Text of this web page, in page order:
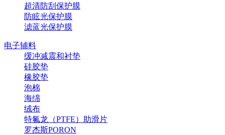
超清防刮保护膜
防眩光保护膜
滤蓝光保护膜
电子辅料
缓冲减震和衬垫
硅胶垫
橡胶垫
泡棉
海绵
绒布
特氟龙（PTFE）助滑片
罗杰斯PORON